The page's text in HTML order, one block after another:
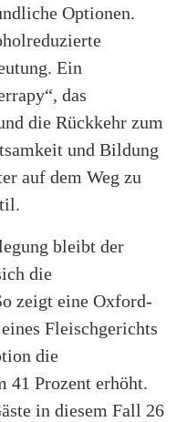
Optionen.
Ein
das
die Rückkehr zum
und Bildung
auf dem Weg zu
bleibt der
die
zeigt eine Oxford-
Fleischgerichts
die
41 Prozent erhöht.
in diesem Fall 26